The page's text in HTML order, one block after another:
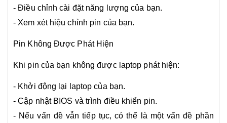
- Điều chỉnh cài đặt năng lượng của bạn.
- Xem xét hiệu chỉnh pin của bạn.
Pin Không Được Phát Hiện
Khi pin của bạn không được laptop phát hiện:
- Khởi động lại laptop của bạn.
- Cập nhật BIOS và trình điều khiển pin.
- Nếu vấn đề vẫn tiếp tục, có thể là một vấn đề phần